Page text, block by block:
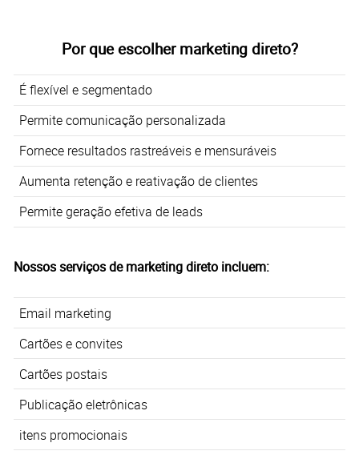
Por que escolher marketing direto?
É flexível e segmentado
Permite comunicação personalizada
Fornece resultados rastreáveis e mensuráveis
Aumenta retenção e reativação de clientes
Permite geração efetiva de leads
Nossos serviços de marketing direto incluem:
Email marketing
Cartões e convites
Cartões postais
Publicação eletrônicas
itens promocionais